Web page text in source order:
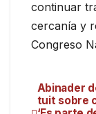
continuar
cercanía y
Congreso
Abinader
tuit sobre